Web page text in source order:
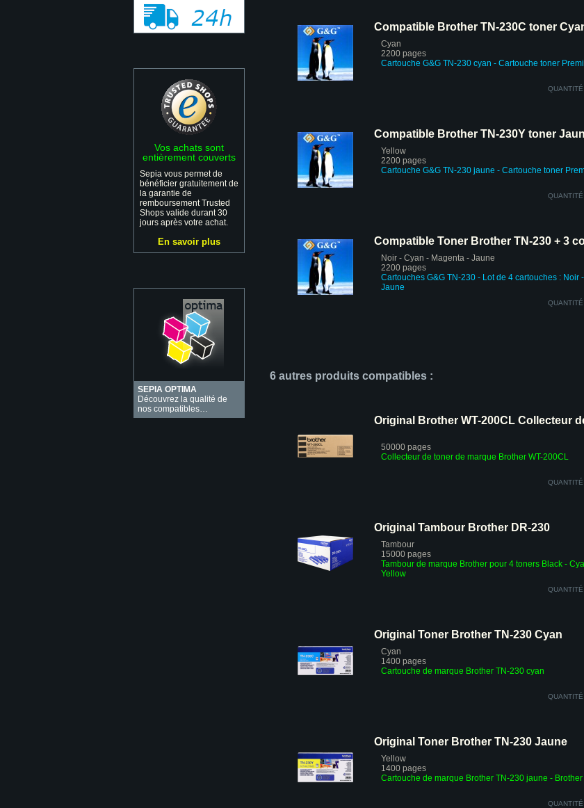
Vos achats sont
entièrement couverts
Sepia vous permet de
bénéficier gratuitement de
la garantie de
remboursement Trusted
Shops valide durant 30
jours après votre achat.
En savoir plus
SEPIA OPTIMA
Découvrez la qualité de
nos compatibles…
Compatible Brother TN-230C toner
Cyan
2200 pages
Cartouche G&G TN-230 cyan - Cartouche toner
QUANTITÉ
Compatible Brother TN-230Y toner
Yellow
2200 pages
Cartouche G&G TN-230 jaune - Cartouche toner
QUANTITÉ
Compatible Toner Brother TN-230 + 3
Noir - Cyan - Magenta - Jaune
2200 pages
Cartouches G&G TN-230 - Lot de 4 cartouches : Noir
Jaune
QUANTITÉ
6 autres produits compatibles :
Original Brother WT-200CL Collecteur
50000 pages
Collecteur de toner de marque Brother WT-200CL
QUANTITÉ
Original Tambour Brother DR-230
Tambour
15000 pages
Tambour de marque Brother pour 4 toners Black -
Yellow
QUANTITÉ
Original Toner Brother TN-230 Cyan
Cyan
1400 pages
Cartouche de marque Brother TN-230 cyan
QUANTITÉ
Original Toner Brother TN-230 Jaune
Yellow
1400 pages
Cartouche de marque Brother TN-230 jaune - Brother
QUANTITÉ